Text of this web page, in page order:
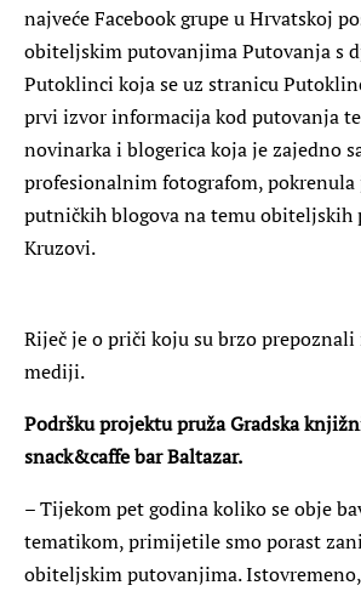
najveće Facebook grupe u Hrvatskoj
obiteljskim putovanjima Putovanja s
Putoklinci koja se uz stranicu
prvi izvor informacija kod putovanja
novinarka i blogerica koja je zajedno
profesionalnim fotografom,
putničkih blogova na temu obiteljskih
Kruzovi.
Riječ je o priči koju su brzo
mediji.
Podršku projektu pruža Gradska
snack&caffe bar Baltazar.
– Tijekom pet godina koliko se obje
tematikom, primijetile smo porast
obiteljskim putovanjima.